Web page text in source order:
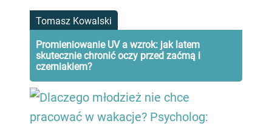
Tomasz Kowalski
Promieniowanie UV a wzrok: jak latem
skutecznie chronić oczy przed zaćmą i
czerniakiem?